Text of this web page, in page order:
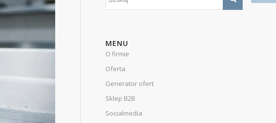
MENU
O firmie
Oferta
Generator ofert
Sklep B2B
Socialmedia